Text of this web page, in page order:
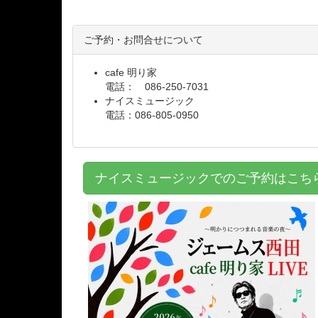
ご予約・お問合せについて
cafe 明り家
電話： 086-250-7031
ナイスミュージック
電話：086-805-0950
ナイスミュージックでのご予約はこ